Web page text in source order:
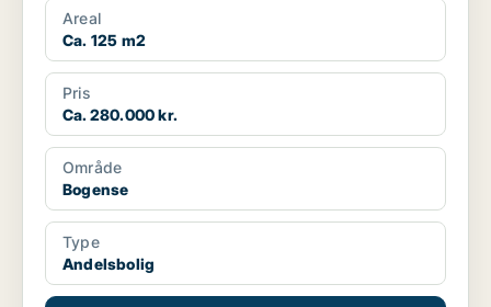
Areal
Ca. 125 m2
Pris
Ca. 280.000 kr.
Område
Bogense
Type
Andelsbolig